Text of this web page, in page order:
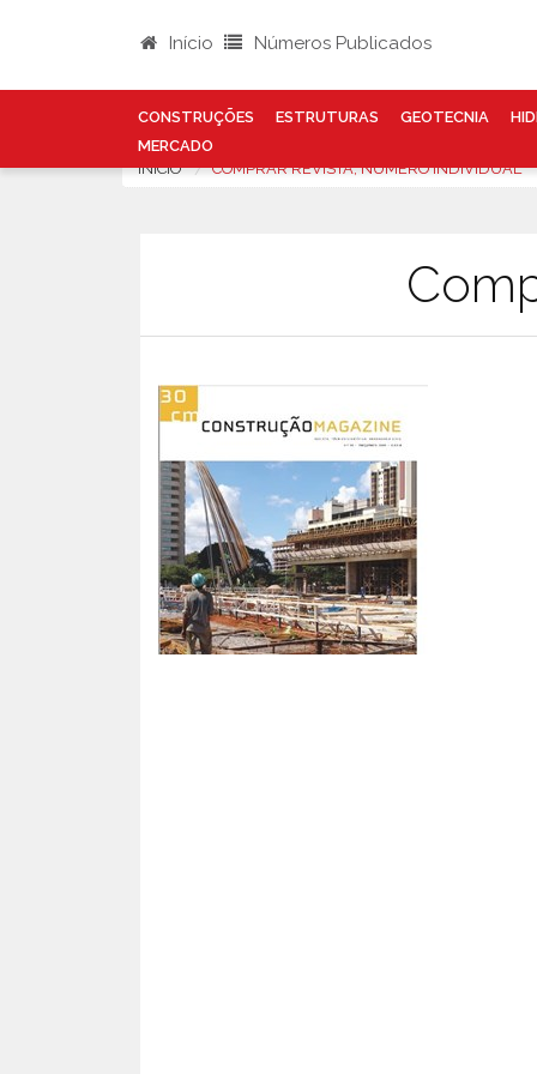
Início Números Publicados
CONSTRUÇÕES ESTRUTURAS GEOTECNIA
MERCADO
INÍCIO
COMPRAR REVISTA, NÚMERO INDIVIDUAL